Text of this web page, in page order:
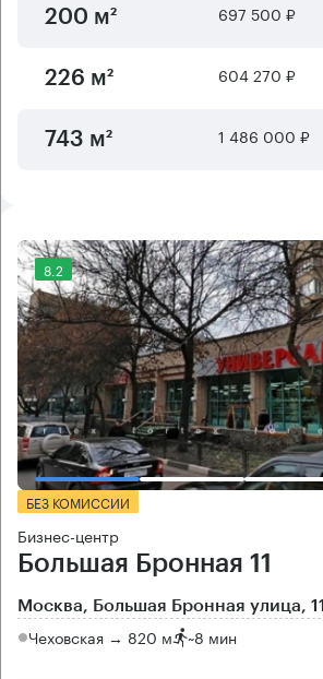
200 м² 697 500 ₽
226 м² 604 270 ₽
743 м² 1 486 000 ₽
8.2
БЕЗ КОМИССИИ
Бизнес-центр
Большая Бронная 11
Москва, Большая Бронная улица, 11
Чеховская → 820 м ~8 мин